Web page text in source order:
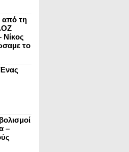
από τη
Νίκος
το
–